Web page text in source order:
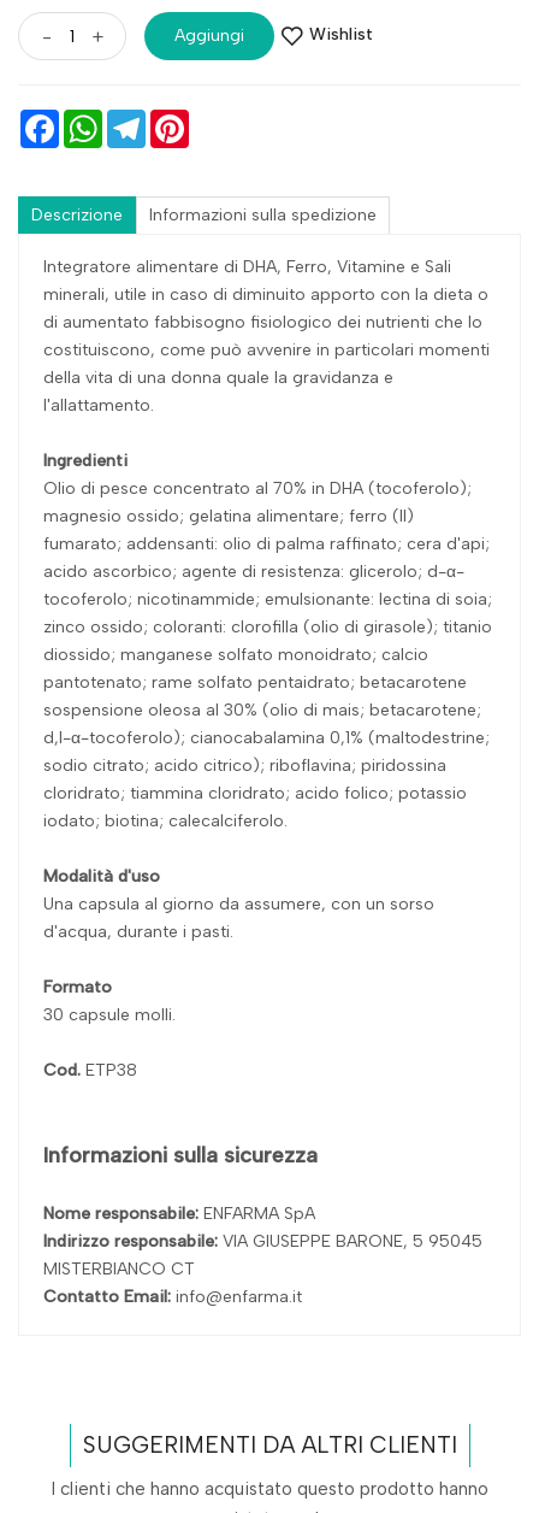
- + Aggiungi Wishlist
FacebookWhatsAppTelegram
Descrizione Informazioni sulla spedizione
Integratore alimentare di DHA, Ferro, Vitamine e Sali
minerali, utile in caso di diminuito apporto con la dieta o
di aumentato fabbisogno fisiologico dei nutrienti che lo
costituiscono, come può avvenire in particolari momenti
della vita di una donna quale la gravidanza e
l'allattamento.
Ingredienti
Olio di pesce concentrato al 70% in DHA (tocoferolo);
magnesio ossido; gelatina alimentare; ferro (II)
fumarato; addensanti: olio di palma raffinato; cera d'api;
acido ascorbico; agente di resistenza: glicerolo; d-α-
tocoferolo; nicotinammide; emulsionante: lectina di soia;
zinco ossido; coloranti: clorofilla (olio di girasole); titanio
diossido; manganese solfato monoidrato; calcio
pantotenato; rame solfato pentaidrato; betacarotene
sospensione oleosa al 30% (olio di mais; betacarotene;
d,l-α-tocoferolo); cianocabalamina 0,1% (maltodestrine;
sodio citrato; acido citrico); riboflavina; piridossina
cloridrato; tiammina cloridrato; acido folico; potassio
iodato; biotina; calecalciferolo.
Modalità d'uso
Una capsula al giorno da assumere, con un sorso
d'acqua, durante i pasti.
Formato
30 capsule molli.
Cod. ETP38
Informazioni sulla sicurezza
Nome responsabile: ENFARMA SpA
Indirizzo responsabile: VIA GIUSEPPE BARONE, 5 95045
MISTERBIANCO CT
Contatto Email: info@enfarma.it
SUGGERIMENTI DA ALTRI CLIENTI
I clienti che hanno acquistato questo prodotto hanno